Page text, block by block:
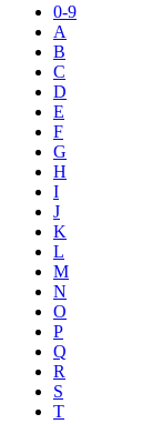
0-9
A
B
C
D
E
F
G
H
I
J
K
L
M
N
O
P
Q
R
S
T